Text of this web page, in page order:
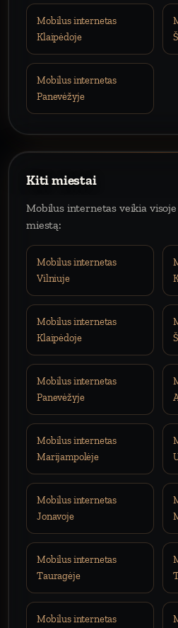
Mobilus internetas
Klaipėdoje
Mobilus internetas
Panevėžyje
Kiti miestai
Mobilus internetas veikia
miestą:
Mobilus internetas
Vilniuje
Mobilus internetas
Klaipėdoje
Mobilus internetas
Panevėžyje
Mobilus internetas
Marijampolėje
Mobilus internetas
Jonavoje
Mobilus internetas
Tauragėje
Mobilus internetas